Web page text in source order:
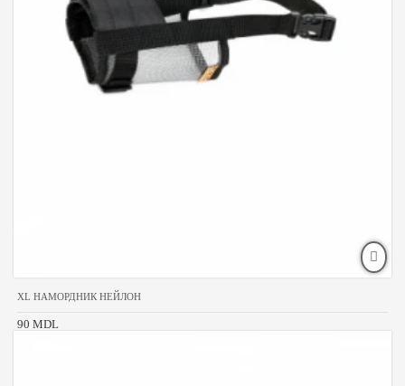
XL НАМОРДНИК НЕЙЛОН
90 MDL